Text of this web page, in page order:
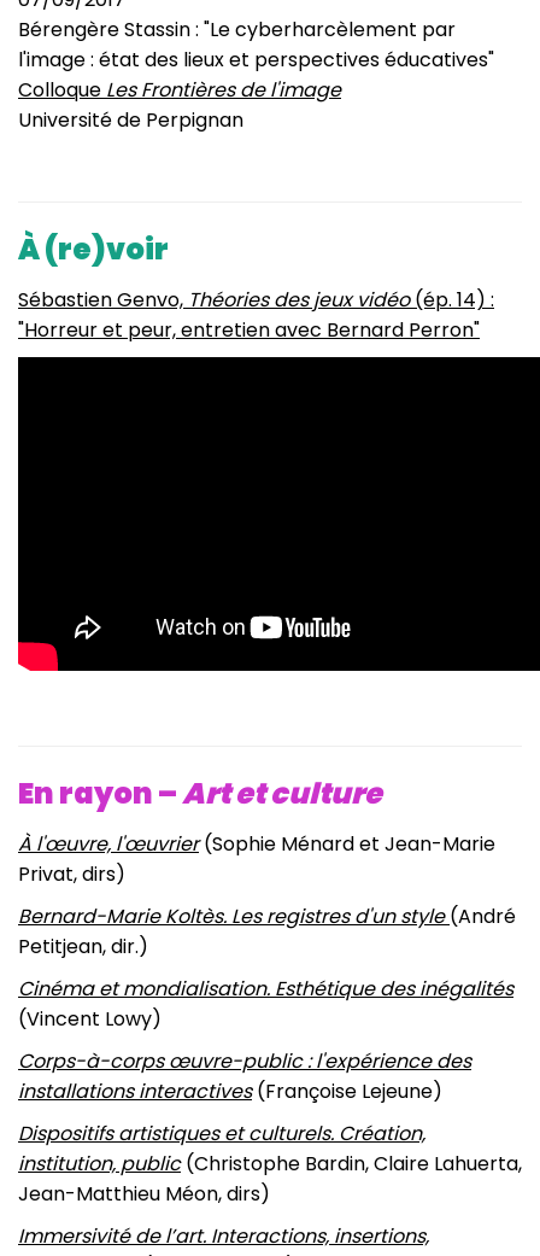
Bérengère Stassin : "Le cyberharcèlement par
l'image : état des lieux et perspectives éducatives"
Colloque Les Frontières de l'image
Université de Perpignan
À (re)voir
Sébastien Genvo, Théories des jeux vidéo(ép. 14) :
"Horreur et peur, entretien avec Bernard Perron"
En rayon –Art et culture
À l'œuvre, l'œuvrier(Sophie Ménard et Jean-Marie
Privat, dirs)
Bernard-Marie Koltès. Les registres d'un style(André
Petitjean, dir.)
Cinéma et mondialisation. Esthétique des inégalités
(Vincent Lowy)
Corps-à-corps œuvre-public : l'expérience des
installations interactives(Françoise Lejeune)
Dispositifs artistiques et culturels. Création,
institution, public(Christophe Bardin, Claire Lahuerta,
Jean-Matthieu Méon, dirs)
Immersivité de l’art. Interactions, insertions,